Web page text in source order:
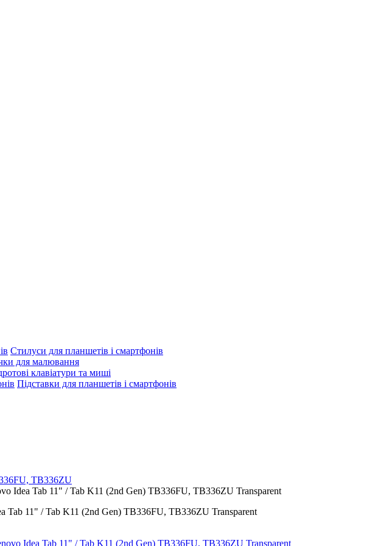
Стилуси для планшетів і смартфонів
для малювання
клавіатури та миші
Підставки для планшетів і смартфонів
TB336ZU
Idea Tab 11" / Tab K11 (2nd Gen) TB336FU, TB336ZU Transparent
Tab 11" / Tab K11 (2nd Gen) TB336FU, TB336ZU Transparent